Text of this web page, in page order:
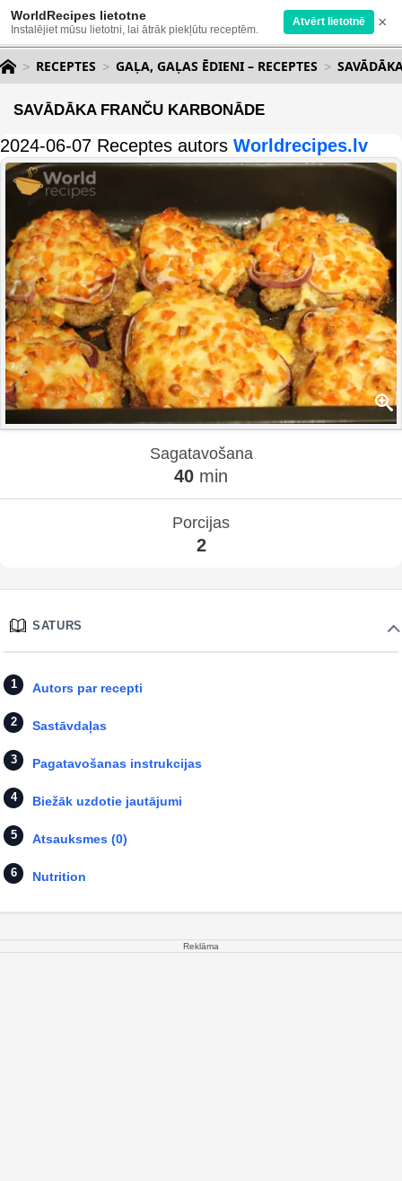
WorldRecipes lietotne
Instalējiet mūsu lietotni, lai ātrāk piekļūtu receptēm.
Atvērt lietotnē ×
RECEPTES GAĻA, GAĻAS ĒDIENI – RECEPTES
SAVĀDĀKA FRANČU KARBONĀDE
2024-06-07 Receptes autors Worldrecipes.lv
Sagatavošana
40 min
Porcijas
2
SATURS
Autors par recepti
Sastāvdaļas
Pagatavošanas instrukcijas
Biežāk uzdotie jautājumi
Atsauksmes (0)
Nutrition
Reklāma